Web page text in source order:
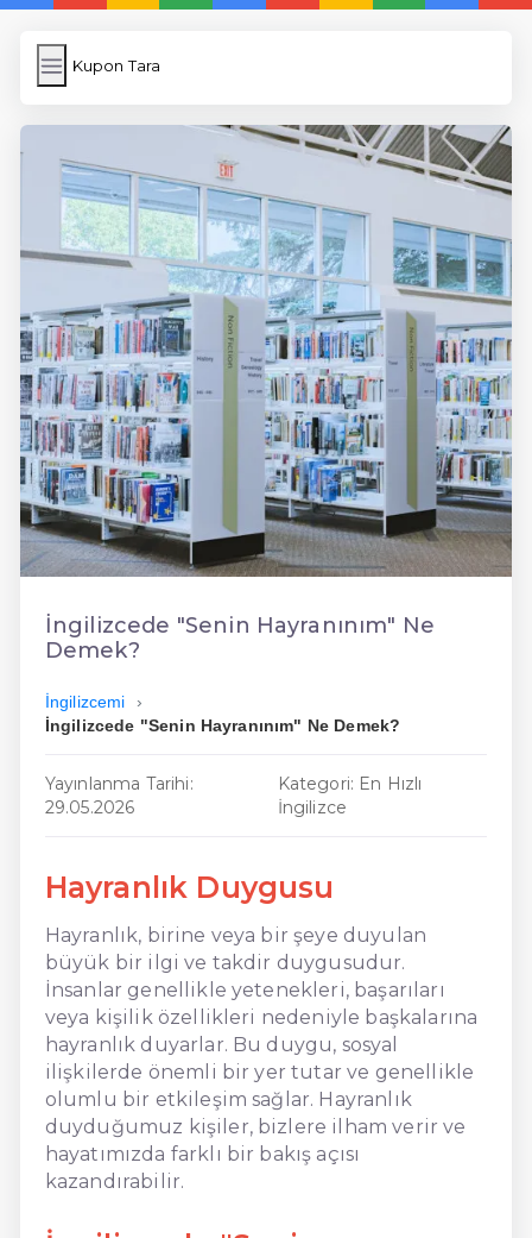
Kupon Tara
Kupon Tara
Image Upload
WP Cache Plugin
Anasayfa
5 Günde İngilizce
İngilizce
Dil Eğitimi
En Hızlı İngilizce
En Kolay İngilizce
En Ucuz İngilizce
En Uygun İngilizce
İngilizcede "Senin Hayranınım" Ne
Demek?
İngilizcemi
İngilizcede "Senin Hayranınım" Ne Demek?
Yayınlanma Tarihi:
29.05.2026
Kategori: En Hızlı
İngilizce
Hayranlık Duygusu
Hayranlık, birine veya bir şeye duyulan
büyük bir ilgi ve takdir duygusudur.
İnsanlar genellikle yetenekleri, başarıları
veya kişilik özellikleri nedeniyle başkalarına
hayranlık duyarlar. Bu duygu, sosyal
ilişkilerde önemli bir yer tutar ve genellikle
olumlu bir etkileşim sağlar. Hayranlık
duyduğumuz kişiler, bizlere ilham verir ve
hayatımızda farklı bir bakış açısı
kazandırabilir.